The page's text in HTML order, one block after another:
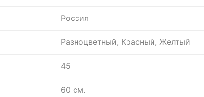
Россия
Разноцветный, Красный, Желтый
45
60 см.